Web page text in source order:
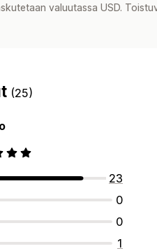
valuutassa USD.
(25)
23
0
0
1